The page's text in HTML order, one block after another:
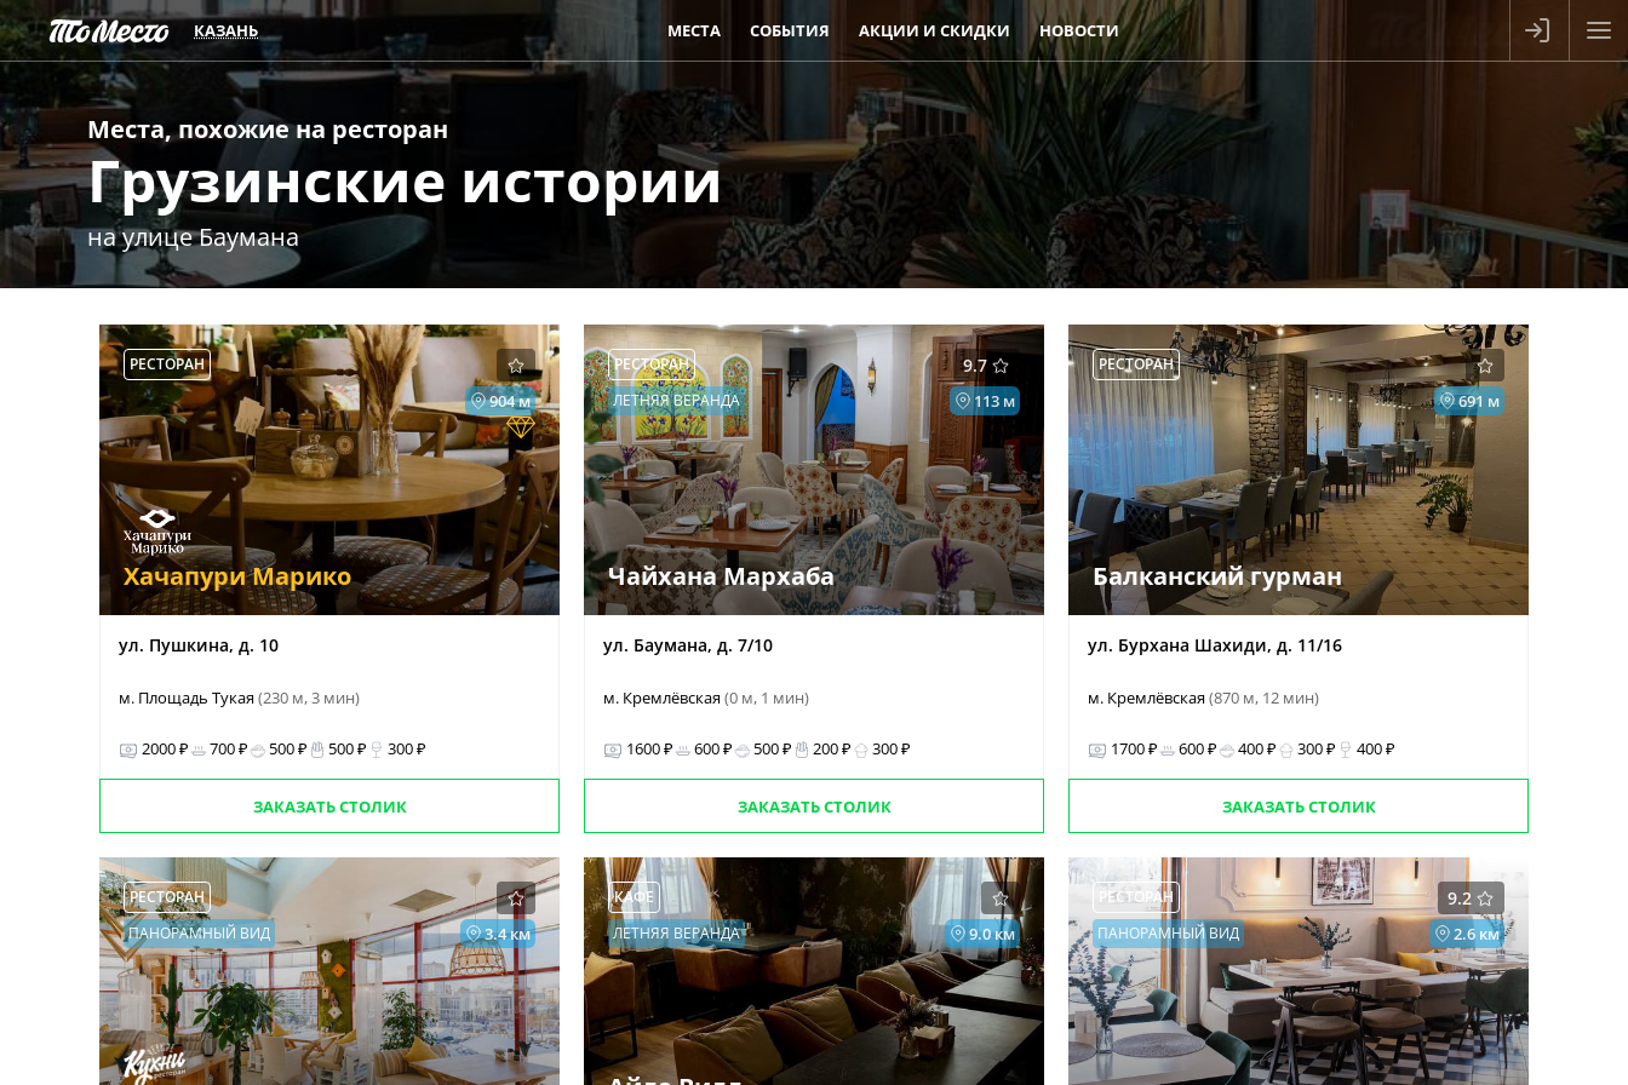
КАЗАНЬ МЕСТА СОБЫТИЯ АКЦИИ И СКИДКИ НОВОСТИ
Места, похожие на ресторан
Грузинские истории
на улице Баумана
РЕСТОРАН
904 м
Хачапури Марико
ул. Пушкина, д. 10
м. Площадь Тукая(230 м, 3 мин)
2000 ₽ 700 ₽ 500 ₽ 500 ₽ 300 ₽
ЗАКАЗАТЬ СТОЛИК
9.7
РЕСТОРАН
113 м
ЛЕТНЯЯ ВЕРАНДА
Чайхана Мархаба
ул. Баумана, д. 7/10
м. Кремлёвская(0 м, 1 мин)
1600 ₽ 600 ₽ 500 ₽ 200 ₽ 300 ₽
ЗАКАЗАТЬ СТОЛИК
РЕСТОРАН
691 м
Балканский гурман
ул. Бурхана Шахиди, д. 11/16
м. Кремлёвская(870 м, 12 мин)
1700 ₽ 600 ₽ 400 ₽ 300 ₽ 400 ₽
ЗАКАЗАТЬ СТОЛИК
РЕСТОРАН
3.4 км
ПАНОРАМНЫЙ ВИД
КАФЕ
9.0 км
ЛЕТНЯЯ ВЕРАНДА
9.2
РЕСТОРАН
2.6 км
ПАНОРАМНЫЙ ВИД